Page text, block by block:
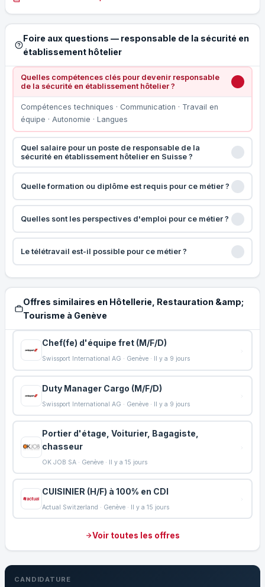
Foire aux questions — responsable de la sécurité en
établissement hôtelier
Quelles compétences clés pour devenir responsable
de la sécurité en établissement hôtelier ?
Compétences techniques · Communication · Travail en
équipe · Autonomie · Langues
Quel salaire pour un poste de responsable de la
sécurité en établissement hôtelier en Suisse ?
Quelle formation ou diplôme est requis pour ce métier ?
Quelles sont les perspectives d'emploi pour ce métier ?
Le télétravail est-il possible pour ce métier ?
Offres similaires en Hôtellerie, Restauration &amp;
Tourisme à Genève
Chef(fe) d'équipe fret (M/F/D)
Swissport International AG · Genève · Il y a 9 jours
Duty Manager Cargo (M/F/D)
Swissport International AG · Genève · Il y a 9 jours
Portier d'étage, Voiturier, Bagagiste,
chasseur
OK JOB SA · Genève · Il y a 15 jours
CUISINIER (H/F) à 100% en CDI
Actual Switzerland · Genève · Il y a 15 jours
Voir toutes les offres
CANDIDATURE